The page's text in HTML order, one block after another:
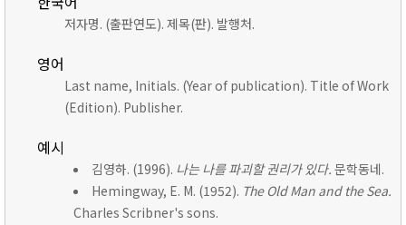
저자명. (출판연도). 제목(판). 발행처.
영어
Last name, Initials. (Year of publication). Title of Work
(Edition). Publisher.
예시
김영하. (1996). 나는 나를 파괴할 권리가 있다. 문학동네.
Hemingway, E. M. (1952). The Old Man and the Sea.
Charles Scribner's sons.